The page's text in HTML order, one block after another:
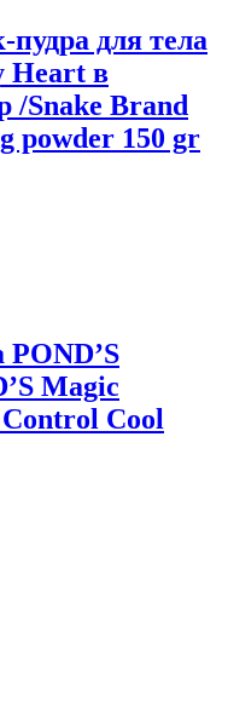
для тела
Heart в
/Snake Brand
powder 150 gr
Magic
Cool